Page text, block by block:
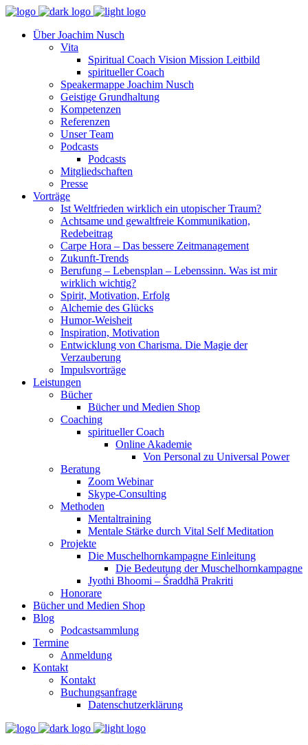
Über Joachim Nusch
Vita
Spiritual Coach Vision Mission Leitbild
spiritueller Coach
Speakermappe Joachim Nusch
Geistige Grundhaltung
Kompetenzen
Referenzen
Unser Team
Podcasts
Podcasts
Mitgliedschaften
Presse
Vorträge
Ist Weltfrieden wirklich ein utopischer Traum?
Achtsame und gewaltfreie Kommunikation,
Redebeitrag
Carpe Hora – Das bessere Zeitmanagement
Zukunft-Trends
Berufung – Lebensplan – Lebenssinn. Was ist mir
wirklich wichtig?
Spirit, Motivation, Erfolg
Alchemie des Glücks
Humor-Weisheit
Inspiration, Motivation
Entwicklung von Charisma. Die Magie der
Verzauberung
Impulsvorträge
Leistungen
Bücher
Bücher und Medien Shop
Coaching
spiritueller Coach
Online Akademie
Von Personal zu Universal Power
Beratung
Zoom Webinar
Skype-Consulting
Methoden
Mentaltraining
Mentale Stärke durch Vital Self Meditation
Projekte
Die Muschelhornkampagne Einleitung
Die Bedeutung der Muschelhornkampagne
Jyothi Bhoomi – Śraddhā Prakriti
Honorare
Bücher und Medien Shop
Blog
Podcastsammlung
Termine
Anmeldung
Kontakt
Kontakt
Buchungsanfrage
Datenschutzerklärung